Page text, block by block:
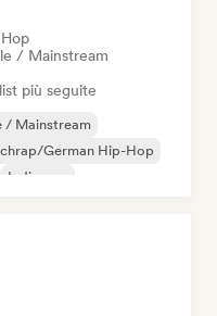
/ Mainstream
più seguite
/ Mainstream
German Hip-Hop
Indie pop